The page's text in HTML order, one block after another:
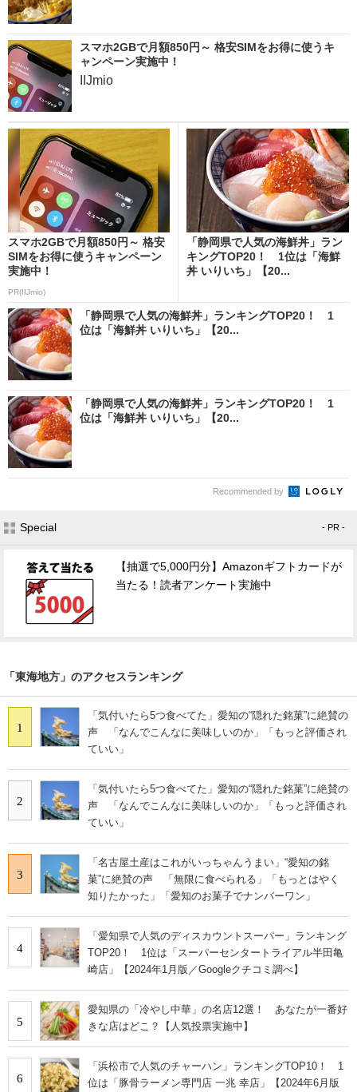
スマホ2GBで月額850円～ 格安SIMをお得に使うキ
ャンペーン実施中！
IIJmio
スマホ2GBで月額850円～ 格安
SIMをお得に使うキャンペーン
実施中！
PR(IIJmio)
「静岡県で人気の海鮮丼」ラン
キングTOP20！ 1位は「海鮮
丼 いりいち」【20...
「静岡県で人気の海鮮丼」ランキングTOP20！ 1
位は「海鮮丼 いりいち」【20...
「静岡県で人気の海鮮丼」ランキングTOP20！ 1
位は「海鮮丼 いりいち」【20...
Recommended by
Special - PR -
【抽選で5,000円分】Amazonギフトカードが
当たる！読者アンケート実施中
「東海地方」のアクセスランキング
1
「気付いたら5つ食べてた」愛知の“隠れた銘菓”に絶賛の
声 「なんでこんなに美味しいのか」「もっと評価され
ていい」
2
「気付いたら5つ食べてた」愛知の“隠れた銘菓”に絶賛の
声 「なんでこんなに美味しいのか」「もっと評価され
ていい」
3
「名古屋土産はこれがいっちゃんうまい」“愛知の銘
菓”に絶賛の声 「無限に食べられる」「もっとはやく
知りたかった」「愛知のお菓子でナンバーワン」
4
「愛知県で人気のディスカウントスーパー」ランキング
TOP20！ 1位は「スーパーセンタートライアル半田亀
崎店」【2024年1月版／Googleクチコミ調べ】
5
愛知県の「冷やし中華」の名店12選！ あなたが一番好
きな店はどこ？【人気投票実施中】
6
「浜松市で人気のチャーハン」ランキングTOP10！ 1
位は「豚骨ラーメン専門店 一兆 幸店」【2024年6月版